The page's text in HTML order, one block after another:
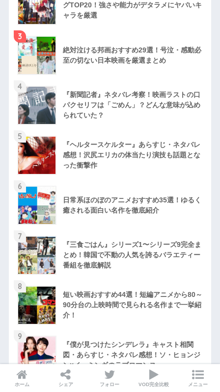
グTOP20！強さや能力がデタラメにヤバいキ
ャラを厳選
3
絶対泣ける邦画おすすめ29選！号泣・感動必
至の切ない日本映画を厳選まとめ
4
『新聞記者』ネタバレ考察！映画ラストの口
パクセリフは「ごめん」？どんな意味が込め
られていた？
5
『ヘルタースケルター』あらすじ・ネタバレ
感想！沢尻エリカの体当たり演技も話題とな
った衝撃作
6
日常系ほのぼのアニメおすすめ35選！ゆるく
癒される面白い名作を徹底紹介
7
『三食ごはん』シリーズ1〜シリーズ9完全ま
とめ！韓国で不動の人気を誇るバラエティー
番組を徹底解説
8
短い映画おすすめ44選！短編アニメから80～
90分台の上映時間で見られる名作まで一挙紹
介！
9
『僕が見つけたシンデレラ』キャスト相関
図・あらすじ・ネタバレ感想！ソ・ヒョンジ
ン×イ・ミンギのラブロマンス
10
ホーム シェア フォロー VOD完全比較 メニュー